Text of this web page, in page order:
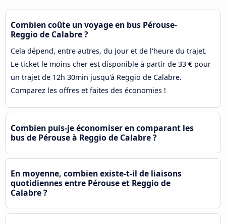
Combien coûte un voyage en bus Pérouse-
Reggio de Calabre ?
Cela dépend, entre autres, du jour et de l'heure du trajet.
Le ticket le moins cher est disponible à partir de 33 € pour
un trajet de 12h 30min jusqu'à Reggio de Calabre.
Comparez les offres et faites des économies !
Combien puis-je économiser en comparant les
bus de Pérouse à Reggio de Calabre ?
En moyenne, combien existe-t-il de liaisons
quotidiennes entre Pérouse et Reggio de
Calabre ?